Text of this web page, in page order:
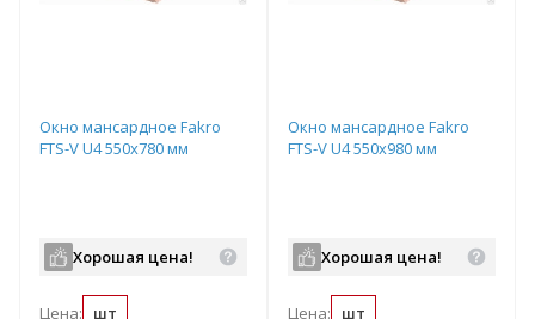
Окно мансардное Fakro
FTS-V U4 550x780 мм
Хорошая цена!
Цена: шт
Окно мансардное Fakro
FTS-V U4 550x980 мм
Хорошая цена!
Цена: шт